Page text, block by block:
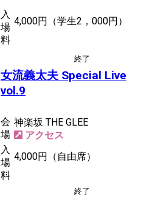
入
場
料
4,000円（学生2，000円）
終了
女流義太夫 Special Live
vol.9
会
場
神楽坂 THE GLEE
入
場
料
4,000円（自由席）
終了